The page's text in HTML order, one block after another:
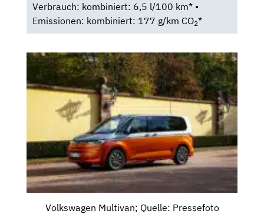
Verbrauch: kombiniert: 6,5 l/100 km* •
Emissionen: kombiniert: 177 g/km CO2*
Volkswagen Multivan; Quelle: Pressefoto